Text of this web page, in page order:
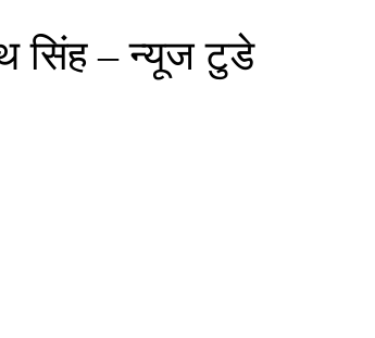
सिंह – न्यूज टुडे